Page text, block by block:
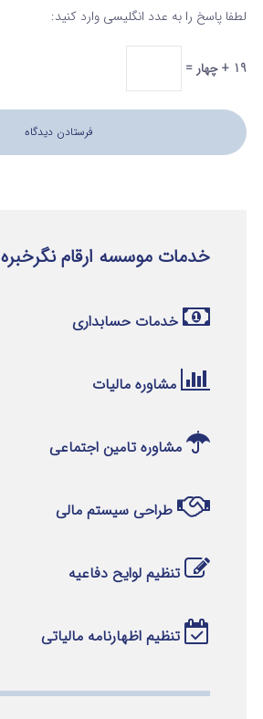
لطفا پاسخ را به عدد انگلیسی وارد کنید:
19 + چهار =
خدمات موسسه ارقام نگرخبره
خدمات حسابداری
مشاوره مالیات
مشاوره تامین اجتماعی
طراحی سیستم مالی
تنظیم لوایح دفاعیه
تنظیم اظهارنامه مالیاتی